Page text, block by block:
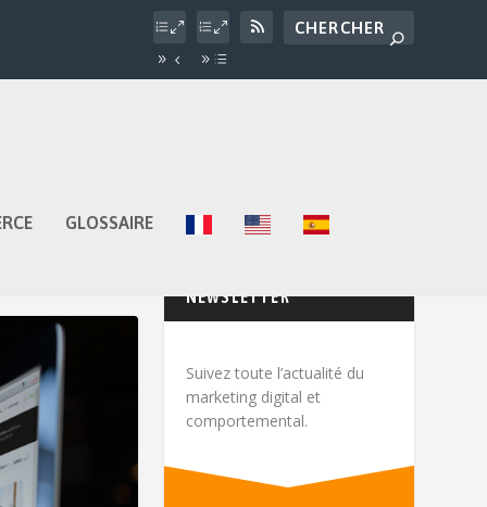
GLOSSAIRE
NEWSLETTER
Suivez toute l’actualité du
marketing digital et
comportemental.